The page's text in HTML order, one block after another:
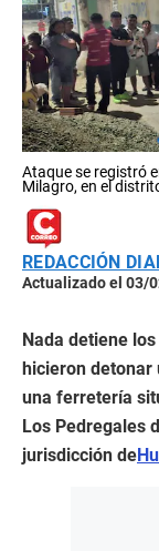
Ataque se registró
Milagro, en el
REDACCIÓN
Actualizado el 03/
Nada detiene
hicieron
una ferretería
Los Pedregales
jurisdicción de